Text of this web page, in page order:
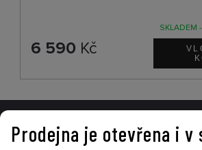
SKLADEM
6 590 Kč
VŠE O NÁKUPU
Prodejna je otevřena i v